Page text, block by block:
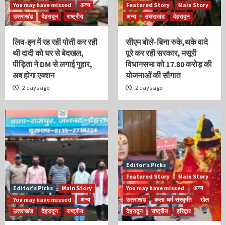
You may have missed
अन्य
उत्तराखंड
देहरादून राष्ट्रीय
लिव-इन में रह रही पोती कर रही
थी दादी को घर से बेदखल,
पीड़िता ने DM से लगाई गुहार,
अब होगा एक्शन
2 days ago
Featured Story
Main Story
अन्य
उत्तराखंड देहरादून
सीएम बोले-बिना रुके,थके वादे
पूरे कर रही सरकार, मसूरी
विधानसभा को 17.80 करोड़ की
योजनाओं की सौगात
2 days ago
Editor’s Picks
Main Story
You may have missed
अन्य
उत्तराखंड
देहरादून राष्ट्रीय
Editor’s Picks
Featured Story
Main Story
You may have missed
अन्य
उत्तराखंड
कला-धर्म-संस्कृति
खेल
देहरादून
राष्ट्रीय हरिद्वार